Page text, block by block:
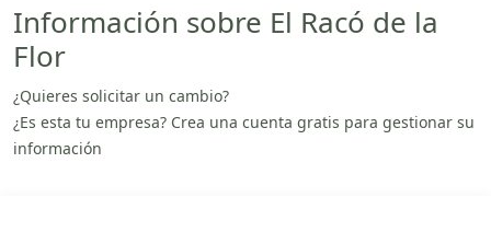
Información sobre El Racó de la
Flor
¿Quieres solicitar un cambio?
¿Es esta tu empresa? Crea una cuenta gratis para gestionar su
información